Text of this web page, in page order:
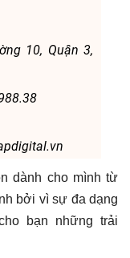
10, Quận 3,
dành cho mình từ
bởi vì sự đa dạng
bạn những trải